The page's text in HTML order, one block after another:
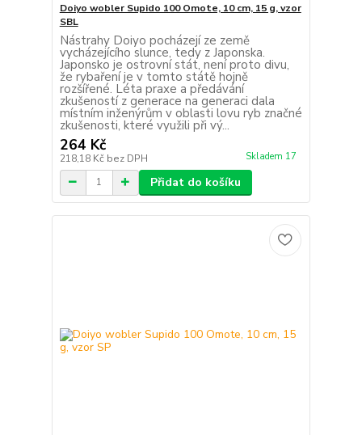
Doiyo wobler Supido 100 Omote, 10 cm, 15 g, vzor
SBL
Nástrahy Doiyo pocházejí ze země
vycházejícího slunce, tedy z Japonska.
Japonsko je ostrovní stát, není proto divu,
že rybaření je v tomto státě hojně
rozšířené. Léta praxe a předávání
zkušeností z generace na generaci dala
místním inženýrům v oblasti lovu ryb značné
zkušenosti, které využili při vý...
264 Kč
218,18 Kč bez DPH Skladem 17
Přidat do košíku